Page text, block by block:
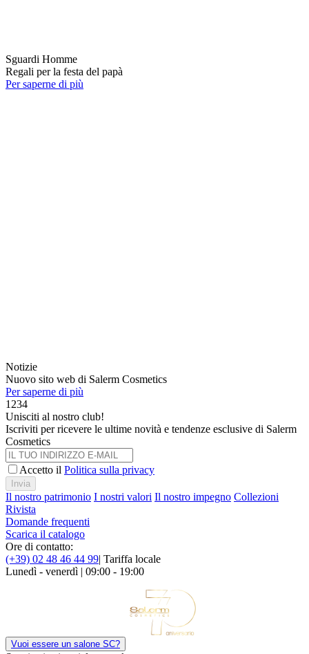
Sguardi Homme
Regali per la festa del papà
Per saperne di più
Notizie
Nuovo sito web di Salerm Cosmetics
Per saperne di più
1 234
Unisciti al nostro club!
Iscriviti per ricevere le ultime novità e tendenze esclusive di Salerm
Cosmetics
Accetto il Politica sulla privacy
Invia
Il nostro patrimonio I nostri valori Il nostro impegno Collezioni
Rivista
Domande frequenti
Scarica il catalogo
Ore di contatto:
(+39) 02 48 46 44 99| Tariffa locale
Lunedì - venerdì | 09:00 - 19:00
Vuoi essere un salone SC?